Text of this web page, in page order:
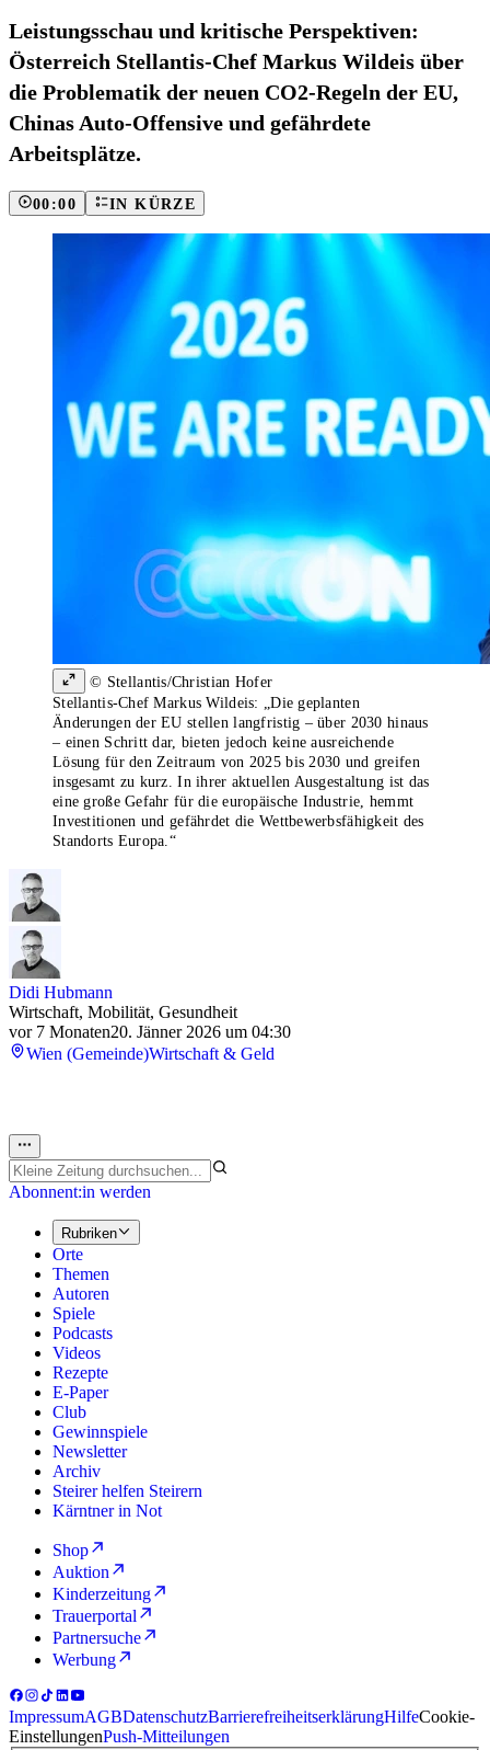
Leistungsschau und kritische Perspektiven:
Österreich Stellantis-Chef Markus Wildeis über
die Problematik der neuen CO2-Regeln der EU,
Chinas Auto-Offensive und gefährdete
Arbeitsplätze.
00:00 IN KÜRZE
© Stellantis/Christian Hofer
Stellantis-Chef Markus Wildeis: „Die geplanten
Änderungen der EU stellen langfristig – über 2030 hinaus
– einen Schritt dar, bieten jedoch keine ausreichende
Lösung für den Zeitraum von 2025 bis 2030 und greifen
insgesamt zu kurz. In ihrer aktuellen Ausgestaltung ist das
eine große Gefahr für die europäische Industrie, hemmt
Investitionen und gefährdet die Wettbewerbsfähigkeit des
Standorts Europa.“
Didi Hubmann
Wirtschaft, Mobilität, Gesundheit
vor 7 Monaten20. Jänner 2026 um 04:30
Wien (Gemeinde)Wirtschaft & Geld
Abonnent:in werden
Rubriken
Orte
Themen
Autoren
Spiele
Podcasts
Videos
Rezepte
E-Paper
Club
Gewinnspiele
Newsletter
Archiv
Steirer helfen Steirern
Kärntner in Not
Shop
Auktion
Kinderzeitung
Trauerportal
Partnersuche
Werbung
ImpressumAGBDatenschutzBarrierefreiheitserklärungHilfeCookie-
EinstellungenPush-Mitteilungen